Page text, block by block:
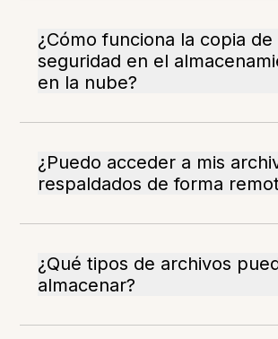
¿Cómo funciona la copia de
seguridad en el
en la nube?
¿Puedo acceder a mis
respaldados de forma
¿Qué tipos de archivos
almacenar?